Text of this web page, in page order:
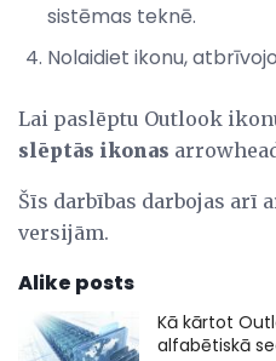
sistēmas teknē.
Nolaidiet ikonu,
Lai paslēptu Outlook
slēptās ikonas
Šīs darbības darbojas arī
versijām.
Alike posts
Kā kārtot
alfabētiskā